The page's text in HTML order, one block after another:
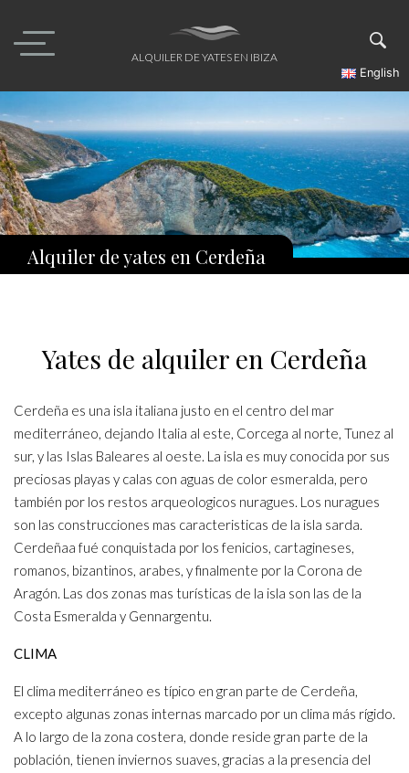
content
ALQUILER DE YATES EN IBIZA
English
Alquiler de yates en Cerdeña
Yates de alquiler en Cerdeña
Cerdeña es una isla italiana justo en el centro del mar
mediterráneo, dejando Italia al este, Corcega al norte, Tunez al
sur, y las Islas Baleares al oeste. La isla es muy conocida por sus
preciosas playas y calas con aguas de color esmeralda, pero
también por los restos arqueologicos nuragues. Los nuragues
son las construcciones mas caracteristicas de la isla sarda.
Cerdeñaa fué conquistada por los fenicios, cartagineses,
romanos, bizantinos, arabes, y finalmente por la Corona de
Aragón. Las dos zonas mas turísticas de la isla son las de la
Costa Esmeralda y Gennargentu.
CLIMA
El clima mediterráneo es típico en gran parte de Cerdeña,
excepto algunas zonas internas marcado por un clima más rígido.
A lo largo de la zona costera, donde reside gran parte de la
población, tienen inviernos suaves, gracias a la presencia del